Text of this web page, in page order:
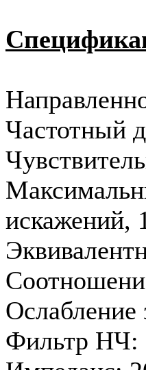
Частотный
искажений,
Ослабление
Фильтр НЧ: